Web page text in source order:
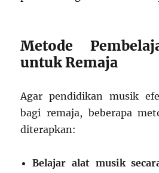
Metode
untuk Remaja
Agar pendidikan musik
bagi remaja, beberapa
diterapkan:
Belajar alat musik